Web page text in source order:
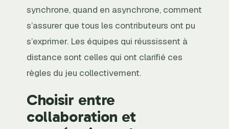
synchrone, quand en asynchrone, comment
s’assurer que tous les contributeurs ont pu
s’exprimer. Les équipes qui réussissent à
distance sont celles qui ont clarifié ces
règles du jeu collectivement.
Choisir entre
collaboration et